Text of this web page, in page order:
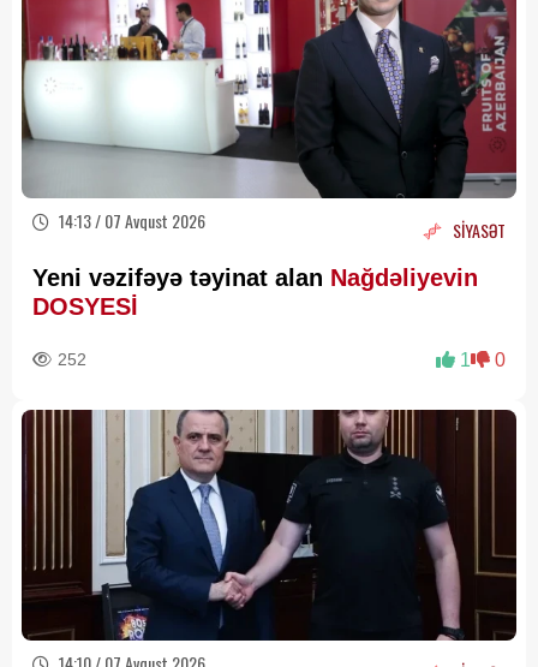
14:13 / 07 Avqust 2026 SİYASƏT
Yeni vəzifəyə təyinat alan Nağdəliyevin
DOSYESİ
252 1 0